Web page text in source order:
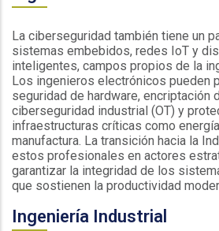
La ciberseguridad también tiene un
sistemas embebidos, redes IoT y
inteligentes, campos propios de la
Los ingenieros electrónicos pueden
seguridad de hardware, encriptación
ciberseguridad industrial (OT) y
infraestructuras críticas como
manufactura. La transición hacia la
estos profesionales en actores
garantizar la integridad de los
que sostienen la productividad
Ingeniería Industrial